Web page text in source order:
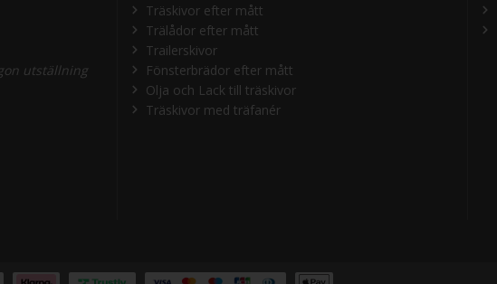
utställning
Träskivor efter mått
Trälådor efter mått
Trailerskivor
Fönsterbrädor efter mått
Olja och Lack till träskivor
Träskivor med träfanér